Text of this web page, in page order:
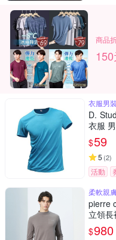
商品
衣服男
D.
衣服
$59
5 (2)
活動
柔軟親
pierre
立領
$980